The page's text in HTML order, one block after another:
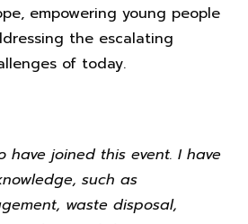
empowering young people
the escalating
of today.
have joined this event. I have
such as
waste disposal,